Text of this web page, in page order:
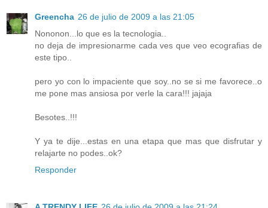
Greencha 26 de julio de 2009 a las 21:05
Nononon...lo que es la tecnologia..
no deja de impresionarme cada ves que veo ecografias de
este tipo..
pero yo con lo impaciente que soy..no se si me favorece..o
me pone mas ansiosa por verle la cara!!! jajaja
Besotes..!!!
Y ya te dije...estas en una etapa que mas que disfrutar y
relajarte no podes..ok?
Responder